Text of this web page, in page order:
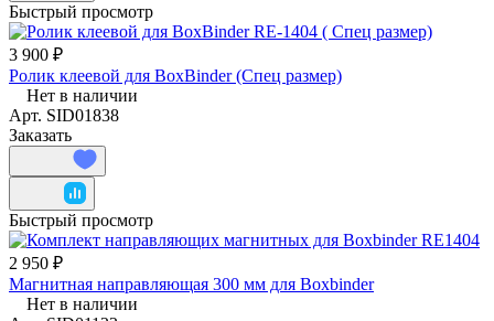
Быстрый просмотр
3 900 ₽
Ролик клеевой для BoxBinder (Спец размер)
Нет в наличии
Арт. SID01838
Заказать
Быстрый просмотр
2 950 ₽
Магнитная направляющая 300 мм для Boxbinder
Нет в наличии